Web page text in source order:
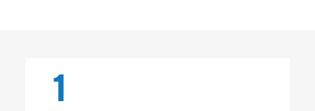
1